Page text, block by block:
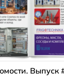
Выпуск